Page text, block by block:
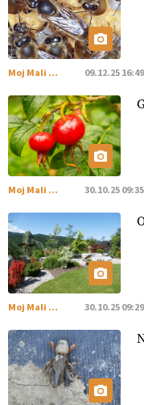
[EKOloško = LOGIČNO
in vlaga.
VEČ
#CAP https://t.co/
[EKOloško = LOGIČNO
tal
. VEČ
https://t.co/
https://t.co/RVG0FzcQN6
[EKOloško = LOGIČNO
prehransko varnost,
https://t.co/K0USFPJ5fJ
https://t.co/vcHhoOixHy
[EKOloško = LOGIČNO
hrane, ampak tudi način
https://t.co/bKGeI4ZcNi
https://t.co/2sllAmcKwG
Moj Mali Svet 09.12.25 16:49
Moj Mali Svet 30.10.25 09:35
Moj Mali Svet 30.10.25 09:29